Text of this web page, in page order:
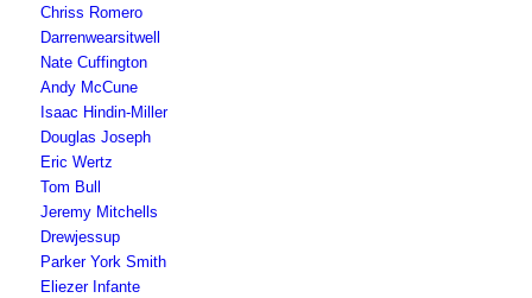
Chriss Romero
Darrenwearsitwell
Nate Cuffington
Andy McCune
Isaac Hindin-Miller
Douglas Joseph
Eric Wertz
Tom Bull
Jeremy Mitchells
Drewjessup
Parker York Smith
Eliezer Infante